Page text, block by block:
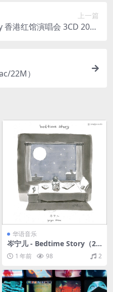
上一篇
港红馆演唱会 3CD 2019
22M）
华语音乐
岑宁儿 - Bedtime Story（20
20/FLAC/EP分轨/171M）
1 年前 98 2